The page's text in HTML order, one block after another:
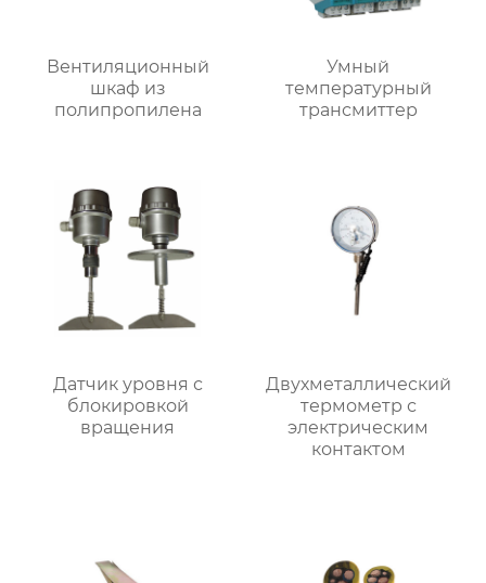
Вентиляционный
шкаф из
полипропилена
Умный
температурный
трансмиттер
Датчик уровня с
блокировкой
вращения
Двухметаллический
термометр с
электрическим
контактом